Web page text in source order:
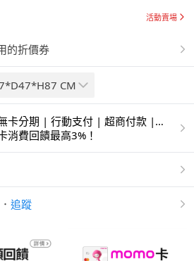
活動賣場
的折價券
CM
卡分期 | 行動支付 | 超商付款 |
卡 | 銀行帳戶付款
消費回饋最高3%！
． 追蹤